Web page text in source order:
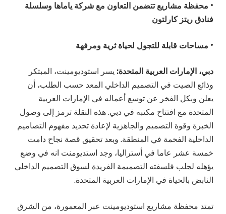
• محفظة مشاريع تتضمن التعاون مع شركة ياماها وسلسلة
فنادق ريتز كارلتون
• مساحات قابلة للتجول لحياة ثرية ومرفهة
دبي، الإمارات العربية المتحدة: يسر استوديومينت، المبتكر
وذائع الصيت في التصميم الداخلي المعد حسب الطلب، أن
يعلن وبكل الفخر عن توسع أعماله في الإمارات العربية
المتحدة مع افتتاح مكتبه في دبي. هذه النقلة ترمز إلى وصول
الخبرة وقوة التصميم والجاهزية لإعادة تحديد مفهوم التصاميم
الداخلية الفخمة في المنطقة. وبعد تحقيق قصة نجاح دامت
خمسة عشر عاما في أستراليا، وجد استديومنت انه في وضع
يؤهله لجلب فلسفته التصميمة الفريدة لسوق التصميم الداخلي
النابض بالحياة في الإمارات العربية المتحدة.
تمتد محفظة مشاريع استوديومينت عبر المعمورة، من الشرق